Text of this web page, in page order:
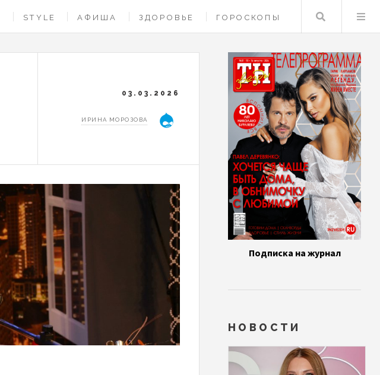
STYLE АФИША ЗДОРОВЬЕ ГОРОСКОПЫ Поиск
03.03.2026
ИРИНА МОРОЗОВА
Подписка на журнал
НОВОСТИ